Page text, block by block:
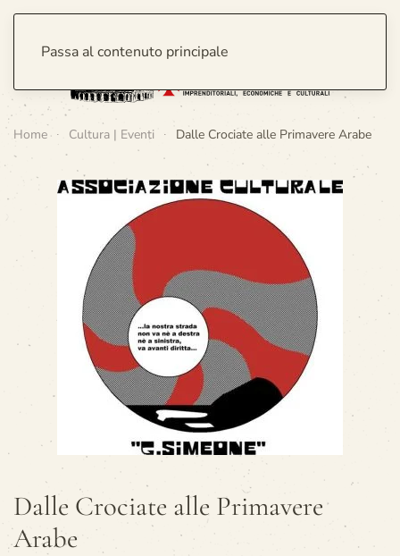
Passa al contenuto principale
Home Cultura | Eventi Dalle Crociate alle Primavere Arabe
Dalle Crociate alle Primavere
Arabe